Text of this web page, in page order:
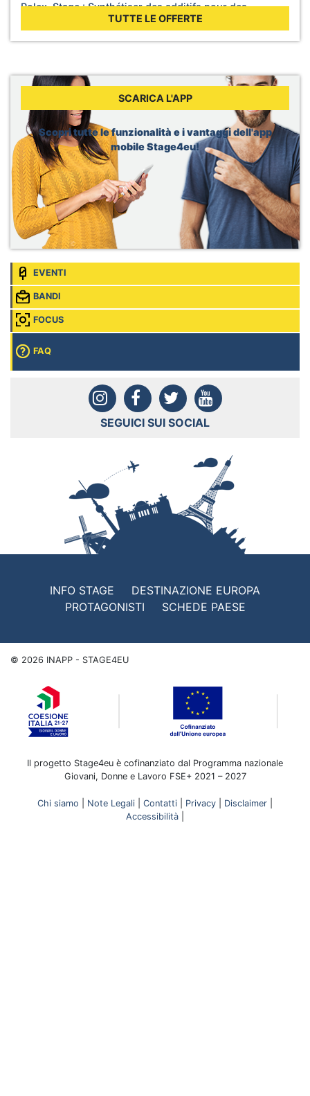
Rolex, Stage : Synthétiser des additifs pour des
Sede: Biel, Svizzera
WHO, Internship - Nutrition and Food Safety
Geneva, Svizzera
Dior, Merchandising Intern
Sede: Brussels, Belgio
TUTTE LE OFFERTE
SCARICA L'APP
Scopri tutte le funzionalità e i vantaggi dell'app
mobile Stage4eu!
EVENTI
BANDI
FOCUS
FAQ
SEGUICI SUI SOCIAL
INFO STAGE
DESTINAZIONE EUROPA
PROTAGONISTI
SCHEDE PAESE
© 2026 INAPP - STAGE4EU
Il progetto Stage4eu è cofinanziato dal Programma nazionale
Giovani, Donne e Lavoro FSE+ 2021 – 2027
Chi siamo Note Legali Contatti Privacy Disclaimer
Accessibilità